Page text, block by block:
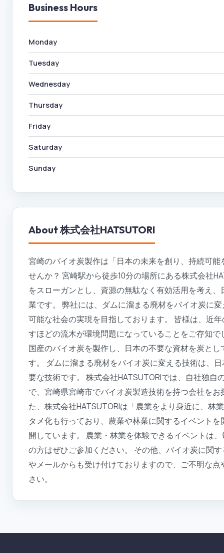
Business Hours
Monday
Tuesday
Wednesday
Thursday
Friday
Saturday
Sunday
About株式会社HATSUTORI
宮崎のバイオ炭製作は「日本の未来を創り、持続可
せんか？ 宮崎駅から徒歩10分の場所にある株式会社
をスローガンとし、資源の無駄なく有効活用を考え
業です。 弊社には、ダムに溜まる廃材をバイオ炭に
可能な社会の実現を目指しております。 皆様は、近
すほどの流木が環境問題になっていることをご存知
国産のバイオ炭を製作し、日本の不要な資材を炭と
す。 ダムに溜まる廃材をバイオ炭に変える技術は、
要な技術です。 株式会社HATSUTORIでは、自社独
で、宮崎県宮崎市でバイオ炭製造技術を持つ会社を
た、株式会社HATSUTORIは「農業をより身近に、
タメ化も行っており、農業や林業に関するイベント
開しています。 農業・林業を体験できるイベントは
の方はぜひご参加ください。 その他、バイオ炭に関
やメールからも受け付けておりますので、ご不明な
さい。